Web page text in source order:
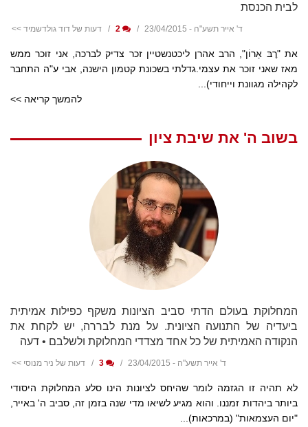
לבית הכנסת
ד' אייר תשע"ה - 23/04/2015 דעות של דוד גולדשמיד >>
את "רֶבּ אַרוֹן", הרב אהרן ליכטנשטיין זכר צדיק לברכה, אני זוכר ממש
מאז שאני זוכר את עצמי.גדלתי בשכונת קטמון הישנה, אבי ע"ה התחבר
לקהילה מגוונת וייחודי)...
להמשך קריאה >>
בשוב ה' את שיבת ציון
המחלוקת בעולם הדתי סביב הציונות משקף כפילות אמיתית
ביעדיה של התנועה הציונית. על מנת לבררה, יש לקחת את
הנקודה האמיתית של כל אחד מצדדי המחלוקת ולשלבם • דעה
ד' אייר תשע"ה - 23/04/2015 דעות של ניר מנוסי >>
לא תהיה זו הגזמה לומר שהיחס לציונות הינו סלע המחלוקת היסודי
ביותר ביהדות זמננו. והוא מגיע לשיאו מדי שנה בזמן זה, סביב ה' באייר,
"יום העצמאות" (במרכאות)...